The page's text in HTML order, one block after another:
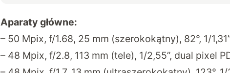
Aparaty główne:
– 50 Mpix, f/1.68, 25 mm (szerokokątny), 82°, 1/
– 48 Mpix, f/2.8, 113 mm (tele), 1/2,55”, dual pixel